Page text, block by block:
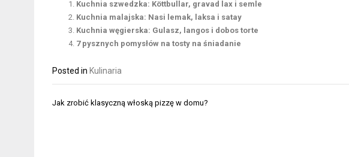
Kuchnia szwedzka: Köttbullar, gravad lax i semle
Kuchnia malajska: Nasi lemak, laksa i satay
Kuchnia węgierska: Gulasz, langos i dobos torte
7 pysznych pomysłów na tosty na śniadanie
Posted in Kulinaria
Nawigacja
Jak zrobić klasyczną włoską pizzę w domu?